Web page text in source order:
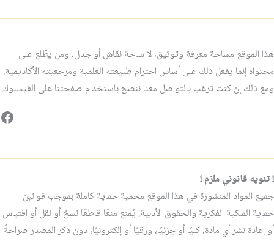
هذا الموقع مساحة معرفة وتوثيق، لا ساحة نقاش أو جدل، ومن يطّلع على
محتواه إنما يفعل ذلك على أساس احترام طبيعته العلمية ومرجعيته الأكاديمية.
ومع ذلك إن كنت ترغب بالتواصل معنا ننصح باستخدام صفحتنا على الفيسبوك.
! تنويه قانوني ملزم !
جميع المواد المنشورة في هذا الموقع محمية حماية كاملة بموجب قوانين
حماية الملكية الفكرية والحقوق الأدبية. يُمنع منعًا قاطعًا نسخ أو نقل أو اقتباس
أو إعادة نشر أي مادة، كليًا أو جزئيًا، ورقيًا أو إلكترونيًا، دون ذكر المصدر صراحةً